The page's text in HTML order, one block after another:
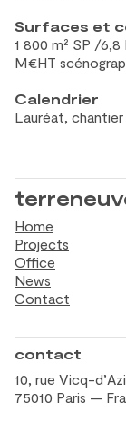
Surfaces et
1 800 m² SP /
M€HT
Calendrier
Lauréat, chantier
Home
Projects
Office
News
Contact
contact
10, rue Vicq-
75010 Paris —